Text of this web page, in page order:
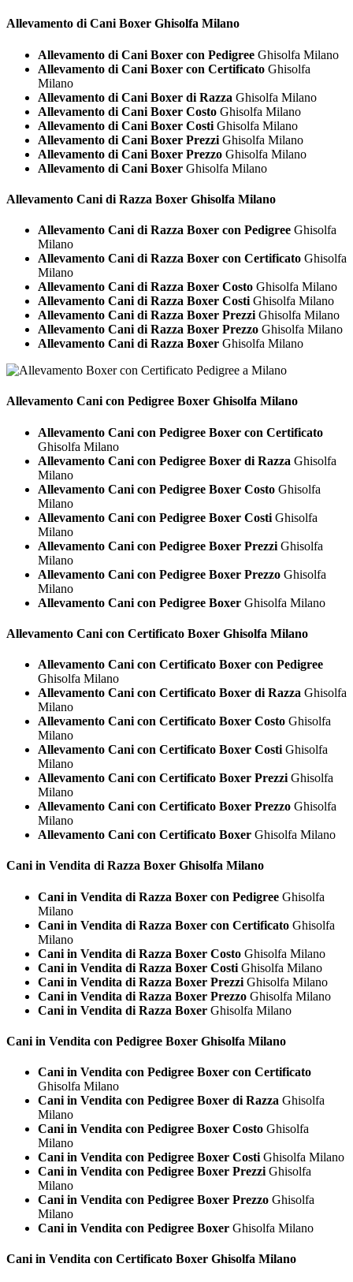
Allevamento di Cani Boxer Ghisolfa Milano
Allevamento di Cani Boxer con Pedigree Ghisolfa Milano
Allevamento di Cani Boxer con Certificato Ghisolfa
Milano
Allevamento di Cani Boxer di Razza Ghisolfa Milano
Allevamento di Cani Boxer Costo Ghisolfa Milano
Allevamento di Cani Boxer Costi Ghisolfa Milano
Allevamento di Cani Boxer Prezzi Ghisolfa Milano
Allevamento di Cani Boxer Prezzo Ghisolfa Milano
Allevamento di Cani Boxer Ghisolfa Milano
Allevamento Cani di Razza Boxer Ghisolfa Milano
Allevamento Cani di Razza Boxer con Pedigree Ghisolfa
Milano
Allevamento Cani di Razza Boxer con Certificato Ghisolfa
Milano
Allevamento Cani di Razza Boxer Costo Ghisolfa Milano
Allevamento Cani di Razza Boxer Costi Ghisolfa Milano
Allevamento Cani di Razza Boxer Prezzi Ghisolfa Milano
Allevamento Cani di Razza Boxer Prezzo Ghisolfa Milano
Allevamento Cani di Razza Boxer Ghisolfa Milano
Allevamento Cani con Pedigree Boxer Ghisolfa Milano
Allevamento Cani con Pedigree Boxer con Certificato
Ghisolfa Milano
Allevamento Cani con Pedigree Boxer di Razza Ghisolfa
Milano
Allevamento Cani con Pedigree Boxer Costo Ghisolfa
Milano
Allevamento Cani con Pedigree Boxer Costi Ghisolfa
Milano
Allevamento Cani con Pedigree Boxer Prezzi Ghisolfa
Milano
Allevamento Cani con Pedigree Boxer Prezzo Ghisolfa
Milano
Allevamento Cani con Pedigree Boxer Ghisolfa Milano
Allevamento Cani con Certificato Boxer Ghisolfa Milano
Allevamento Cani con Certificato Boxer con Pedigree
Ghisolfa Milano
Allevamento Cani con Certificato Boxer di Razza Ghisolfa
Milano
Allevamento Cani con Certificato Boxer Costo Ghisolfa
Milano
Allevamento Cani con Certificato Boxer Costi Ghisolfa
Milano
Allevamento Cani con Certificato Boxer Prezzi Ghisolfa
Milano
Allevamento Cani con Certificato Boxer Prezzo Ghisolfa
Milano
Allevamento Cani con Certificato Boxer Ghisolfa Milano
Cani in Vendita di Razza Boxer Ghisolfa Milano
Cani in Vendita di Razza Boxer con Pedigree Ghisolfa
Milano
Cani in Vendita di Razza Boxer con Certificato Ghisolfa
Milano
Cani in Vendita di Razza Boxer Costo Ghisolfa Milano
Cani in Vendita di Razza Boxer Costi Ghisolfa Milano
Cani in Vendita di Razza Boxer Prezzi Ghisolfa Milano
Cani in Vendita di Razza Boxer Prezzo Ghisolfa Milano
Cani in Vendita di Razza Boxer Ghisolfa Milano
Cani in Vendita con Pedigree Boxer Ghisolfa Milano
Cani in Vendita con Pedigree Boxer con Certificato
Ghisolfa Milano
Cani in Vendita con Pedigree Boxer di Razza Ghisolfa
Milano
Cani in Vendita con Pedigree Boxer Costo Ghisolfa
Milano
Cani in Vendita con Pedigree Boxer Costi Ghisolfa Milano
Cani in Vendita con Pedigree Boxer Prezzi Ghisolfa
Milano
Cani in Vendita con Pedigree Boxer Prezzo Ghisolfa
Milano
Cani in Vendita con Pedigree Boxer Ghisolfa Milano
Cani in Vendita con Certificato Boxer Ghisolfa Milano